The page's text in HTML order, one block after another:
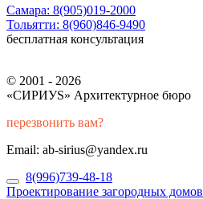
Самара: 8(905)019-2000
Тольятти: 8(960)846-9490
бесплатная консультация
© 2001 - 2026
«СИРИУS» Архитектурное бюро
перезвонить вам?
Email: ab-sirius@yandex.ru
8(996)739-48-18
Проектирование загородных домов